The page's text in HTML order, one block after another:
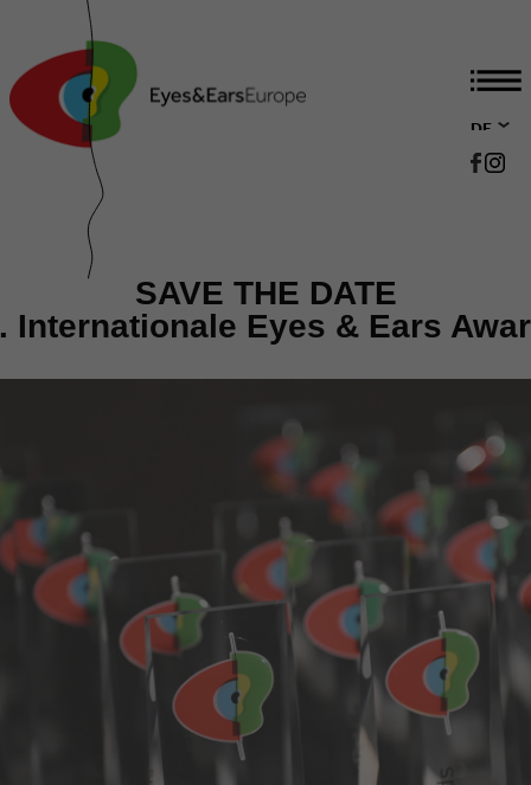
DE
EN
SAVE THE DATE
Internationale Eyes & Ears